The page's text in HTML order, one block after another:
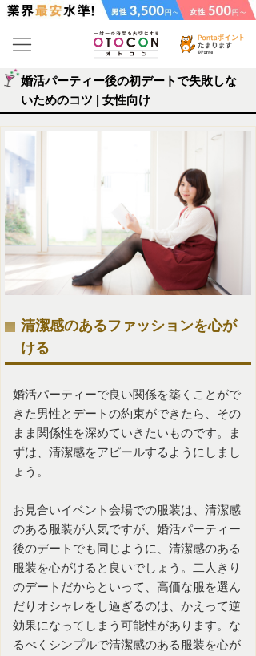
婚活パーティー後の初デートで失敗しな
いためのコツ | 女性向け
清潔感のあるファッションを心が
ける
婚活パーティーで良い関係を築くことがで
きた男性とデートの約束ができたら、その
まま関係性を深めていきたいものです。ま
ずは、清潔感をアピールするようにしまし
ょう。
お見合いイベント会場での服装は、清潔感
のある服装が人気ですが、婚活パーティー
後のデートでも同じように、清潔感のある
服装を心がけると良いでしょう。二人きり
のデートだからといって、高価な服を選ん
だりオシャレをし過ぎるのは、かえって逆
効果になってしまう可能性があります。な
るべくシンプルで清潔感のある服装を心が